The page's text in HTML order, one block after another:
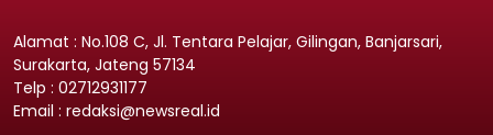
Alamat : No.108 C, Jl. Tentara Pelajar, Gilingan, Banjarsari,
Surakarta, Jateng 57134
Telp : 02712931177
Email : redaksi@newsreal.id